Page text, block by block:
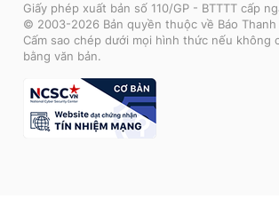
Giấy phép xuất bản số 110/GP - BTTTT cấp
© 2003-2026 Bản quyền thuộc về Báo Thanh
Cấm sao chép dưới mọi hình thức nếu không
bằng văn bản.